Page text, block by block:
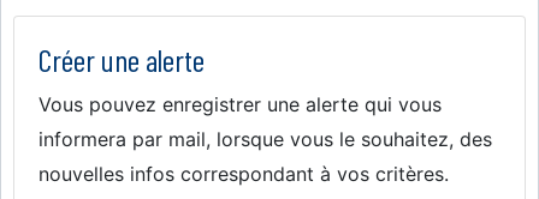
Créer une alerte
Vous pouvez enregistrer une alerte qui vous
informera par mail, lorsque vous le souhaitez, des
nouvelles infos correspondant à vos critères.